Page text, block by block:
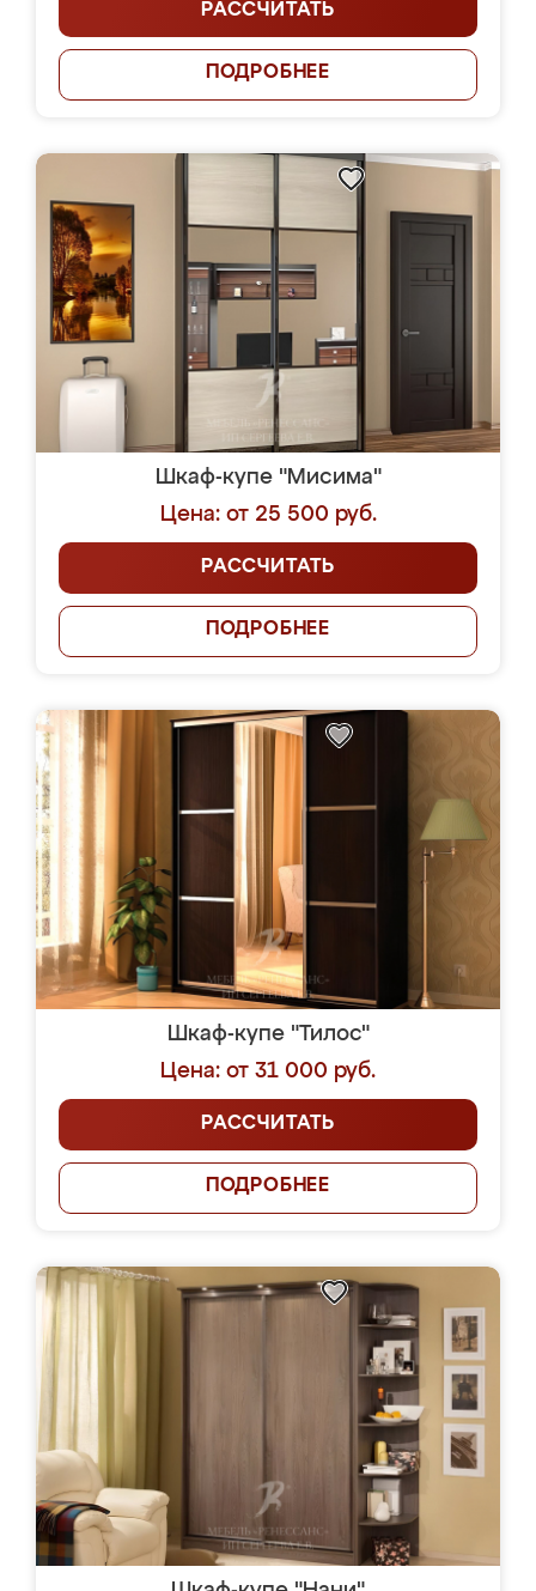
РАССЧИТАТЬ
ПОДРОБНЕЕ
Шкаф-купе "Мисима"
Цена: от 25 500 руб.
РАССЧИТАТЬ
ПОДРОБНЕЕ
Шкаф-купе "Тилос"
Цена: от 31 000 руб.
РАССЧИТАТЬ
ПОДРОБНЕЕ